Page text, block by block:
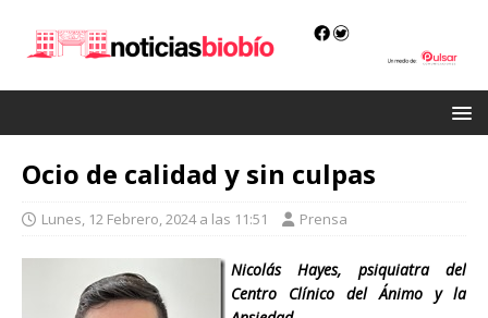
Ocio de calidad y sin culpas
Lunes, 12 Febrero, 2024 a las 11:51 Prensa
Nicolás Hayes, psiquiatra del
Centro Clínico del Ánimo y la